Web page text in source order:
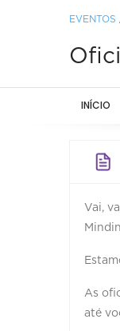
EVENTOS
INÍCIO
Vai,
As
até